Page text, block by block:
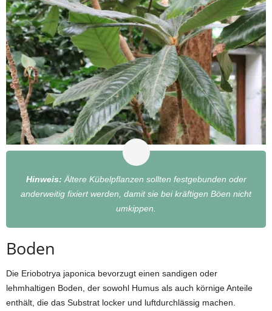
Hinweis: Ältere Kübelpflanzen sollten festgebunden oder
anderweitig fixiert werden, damit sie bei kräftigen Böen nicht
umkippen.
Boden
Die Eriobotrya japonica bevorzugt einen sandigen oder
lehmhaltigen Boden, der sowohl Humus als auch körnige Anteile
enthält, die das Substrat locker und luftdurchlässig machen.